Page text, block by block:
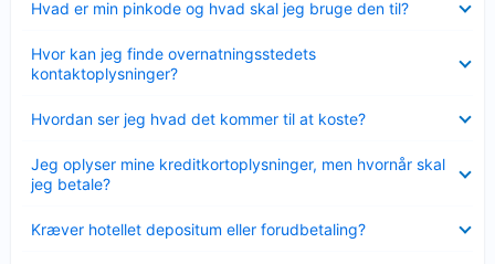
Hvad er min pinkode og hvad skal jeg bruge den til?
Hvor kan jeg finde overnatningsstedets
kontaktoplysninger?
Hvordan ser jeg hvad det kommer til at koste?
Jeg oplyser mine kreditkortoplysninger, men hvornår skal
jeg betale?
Kræver hotellet depositum eller forudbetaling?